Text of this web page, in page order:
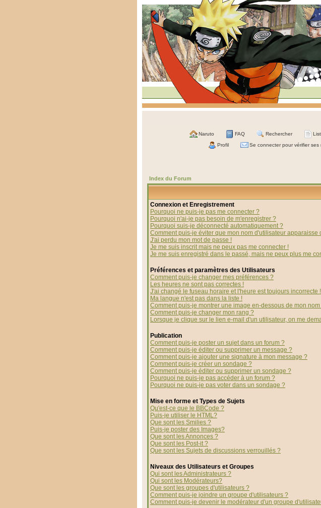
Naruto FAQ Rechercher
Profil Se connecter pour vérifier ses
Index du Forum
Connexion et Enregistrement
Pourquoi ne puis-je pas me connecter ?
Pourquoi n'ai-je pas besoin de m'enregistrer ?
Pourquoi suis-je déconnecté automatiquement ?
Comment puis-je éviter que mon nom d'utilisateur
J'ai perdu mon mot de passe !
Je me suis inscrit mais ne peux pas me connecter !
Je me suis enregistré dans le passé, mais ne peux plus me
Préférences et paramètres des Utilisateurs
Comment puis-je changer mes préférences ?
Les heures ne sont pas correctes !
J'ai changé le fuseau horaire et l'heure est toujours incorrecte !
Ma langue n'est pas dans la liste !
Comment puis-je montrer une image en-dessous de mon
Comment puis-je changer mon rang ?
Lorsque je clique sur le lien e-mail d'un utilisateur, on me
Publication
Comment puis-je poster un sujet dans un forum ?
Comment puis-je éditer ou supprimer un message ?
Comment puis-je ajouter une signature à mon message ?
Comment puis-je créer un sondage ?
Comment puis-je éditer ou supprimer un sondage ?
Pourquoi ne puis-je pas accéder à un forum ?
Pourquoi ne puis-je pas voter dans un sondage ?
Mise en forme et Types de Sujets
Qu'est-ce que le BBCode ?
Puis-je utiliser le HTML?
Que sont les Smilies ?
Puis-je poster des Images?
Que sont les Annonces ?
Que sont les Post-it ?
Que sont les Sujets de discussions verrouillés ?
Niveaux des Utilisateurs et Groupes
Qui sont les Administrateurs ?
Qui sont les Modérateurs?
Que sont les groupes d'utilisateurs ?
Comment puis-je joindre un groupe d'utilisateurs ?
Comment puis-je devenir le modérateur d'un groupe